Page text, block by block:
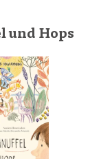
und Hops